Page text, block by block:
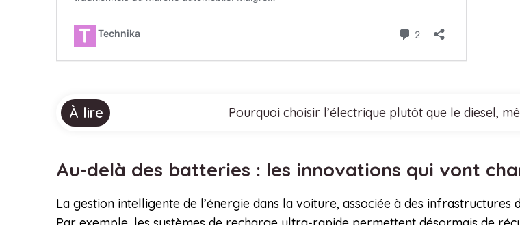
À lire Pourquoi choisir l’électrique plutôt que le diesel,
Au-delà des batteries : les innovations qui vont
La gestion intelligente de l’énergie dans la voiture, associée à des